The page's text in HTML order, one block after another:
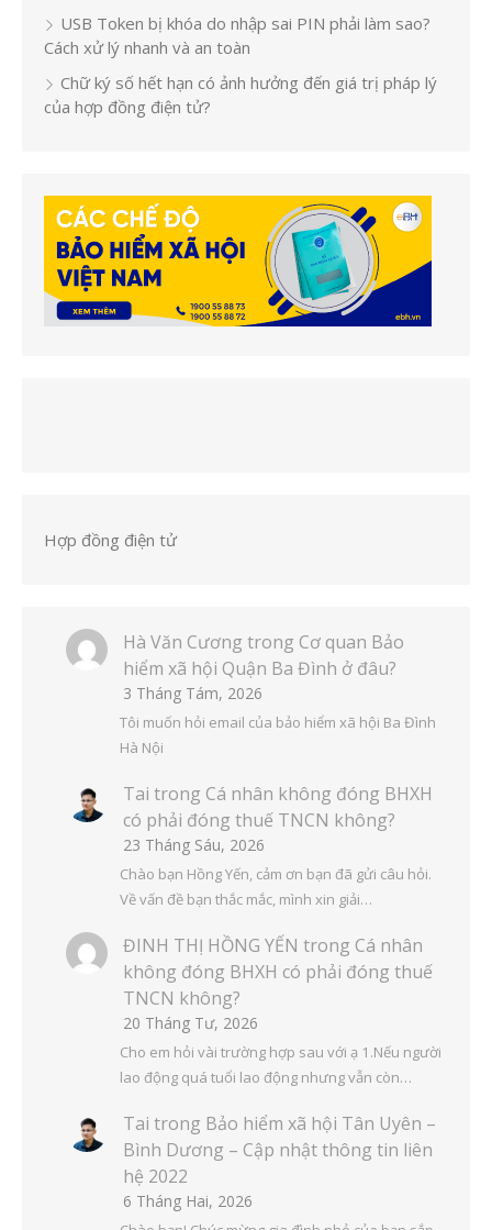
USB Token bị khóa do nhập sai PIN phải làm sao?
Cách xử lý nhanh và an toàn
Chữ ký số hết hạn có ảnh hưởng đến giá trị pháp lý
của hợp đồng điện tử?
Hợp đồng điện tử
Hà Văn Cương trong Cơ quan Bảo
hiểm xã hội Quận Ba Đình ở đâu?
3 Tháng Tám, 2026
Tôi muốn hỏi email của bảo hiểm xã hội Ba Đình
Hà Nội
Tai trong Cá nhân không đóng BHXH
có phải đóng thuế TNCN không?
23 Tháng Sáu, 2026
Chào bạn Hồng Yến, cảm ơn bạn đã gửi câu hỏi.
Về vấn đề bạn thắc mắc, mình xin giải…
ĐINH THỊ HỒNG YẾN trong Cá nhân
không đóng BHXH có phải đóng thuế
TNCN không?
20 Tháng Tư, 2026
Cho em hỏi vài trường hợp sau với ạ 1.Nếu người
lao động quá tuổi lao động nhưng vẫn còn…
Tai trong Bảo hiểm xã hội Tân Uyên –
Bình Dương – Cập nhật thông tin liên
hệ 2022
6 Tháng Hai, 2026